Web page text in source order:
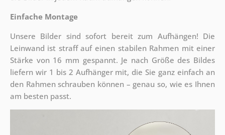
Einfache Montage
Unsere Bilder sind sofort bereit zum Aufhängen! Die
Leinwand ist straff auf einen stabilen Rahmen mit einer
Stärke von 16 mm gespannt. Je nach Größe des Bildes
liefern wir 1 bis 2 Aufhänger mit, die Sie ganz einfach an
den Rahmen schrauben können – genau so, wie es Ihnen
am besten passt.